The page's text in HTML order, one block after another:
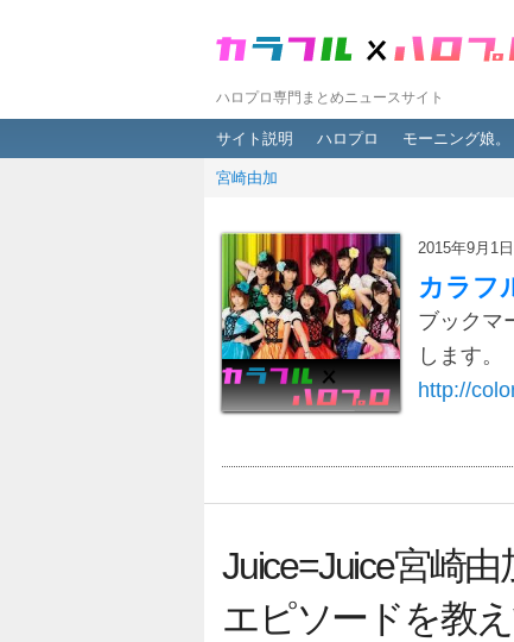
ハロプロ専門まとめニュースサイト
サイト説明 ハロプロ モーニング娘。
宮崎由加
2015年9月1日
カラフ
ブックマ
します。
http://
Juice=Juice宮崎
エピソードを教